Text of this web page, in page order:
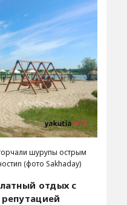
шурупы острым
(фото Sakhaday)
отдых с